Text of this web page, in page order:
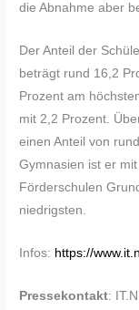
die Abnahme aber
Der Anteil der
beträgt rund 16,2
Prozent am
mit 2,2 Prozent.
einen Anteil von
Gymnasien ist er
Förderschulen
niedrigsten.
Infos: https://
Pressekontakt: